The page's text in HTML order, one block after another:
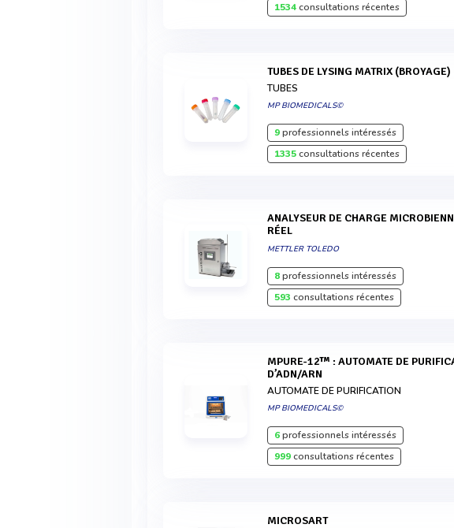
1534consultations récentes
TUBES DE LYSING MATRIX (BROYAGE)
TUBES
MP BIOMEDICALS©
9professionnels intéressés
1335consultations récentes
ANALYSEUR DE CHARGE MICROBIENNE EN TEMPS
RÉEL
METTLER TOLEDO
8professionnels intéressés
593 consultations récentes
MPURE-12™ : AUTOMATE DE PURIFICATION
D’ADN/ARN
AUTOMATE DE PURIFICATION
MP BIOMEDICALS©
6professionnels intéressés
999consultations récentes
MICROSART